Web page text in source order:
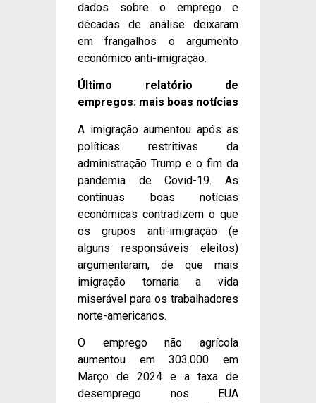
dados sobre o emprego e
décadas de análise deixaram
em frangalhos o argumento
económico anti-imigração.
Último relatório de
empregos: mais boas notícias
A imigração aumentou após as
políticas restritivas da
administração Trump e o fim da
pandemia de Covid-19. As
contínuas boas notícias
económicas contradizem o que
os grupos anti-imigração (e
alguns responsáveis ​​eleitos)
argumentaram, de que mais
imigração tornaria a vida
miserável para os trabalhadores
norte-americanos.
O emprego não agrícola
aumentou em 303.000 em
Março de 2024 e a taxa de
desemprego nos EUA